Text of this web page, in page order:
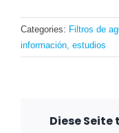
Categories: Filtros de
información, estudios
Diese